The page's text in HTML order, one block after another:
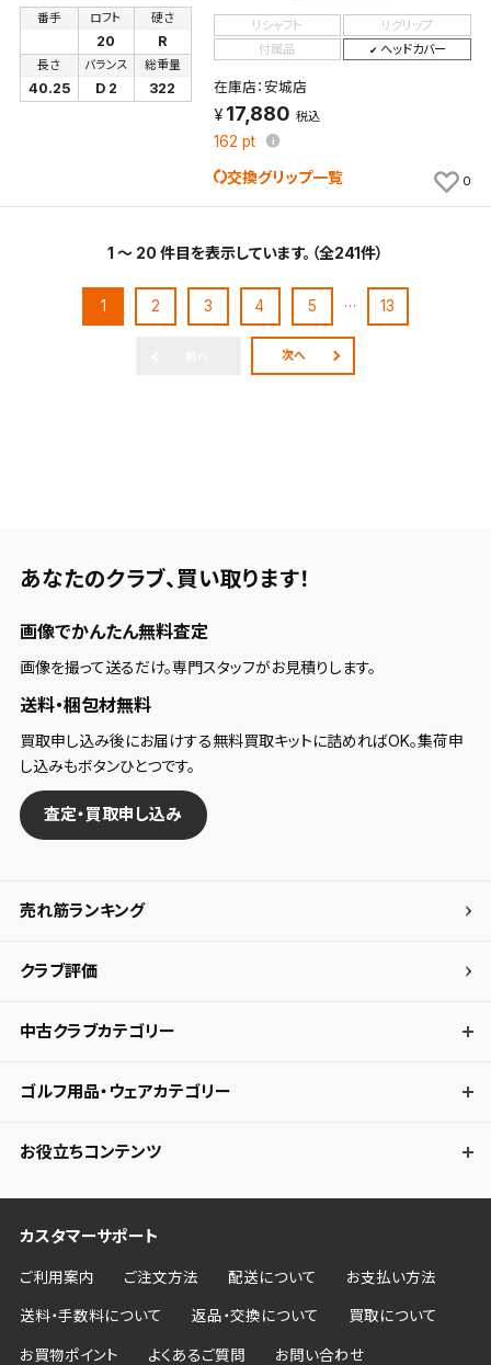
番手 ロフト
20
硬さ
R
長さ
40.25
バランス
D 2
総重量
322
リシャフト
リグリップ
付属品
ヘッドカバー
在庫店：安城店
17,880 税込
162 pt
交換グリップ一覧 0
1 ～ 20 件目を表示しています。（全241件）
1 2 3 4 5 … 13
次へ
あなたのクラブ、 買い取ります！
画像でかんたん無料査定
画像を撮って送るだけ。専門スタッフがお見積りします。
送料・梱包材無料
買取申し込み後にお届けする無料買取キットに詰めればOK。集荷申
し込みもボタンひとつです。
査定・買取申し込み
売れ筋ランキング
クラブ評価
中古クラブカテゴリー
ゴルフ用品・ウェアカテゴリー
お役立ちコンテンツ
カスタマーサポート
ご利用案内 ご注文方法 配送について お支払い方法
送料・手数料について 返品・交換について 買取について
お買物ポイント よくあるご質問 お問い合わせ